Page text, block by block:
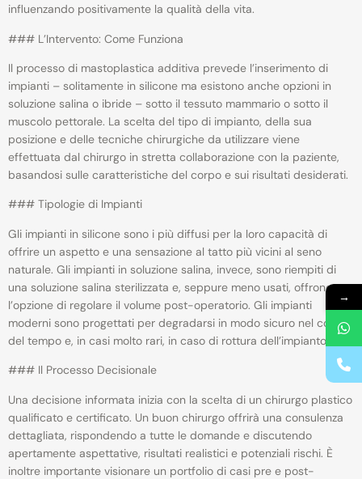
influenzando positivamente la qualità della vita.
### L’Intervento: Come Funziona
Il processo di mastoplastica additiva prevede l’inserimento di
impianti – solitamente in silicone ma esistono anche opzioni in
soluzione salina o ibride – sotto il tessuto mammario o sotto il
muscolo pettorale. La scelta del tipo di impianto, della sua
posizione e delle tecniche chirurgiche da utilizzare viene
effettuata dal chirurgo in stretta collaborazione con la paziente,
basandosi sulle caratteristiche del corpo e sui risultati desiderati.
### Tipologie di Impianti
Gli impianti in silicone sono i più diffusi per la loro capacità di
offrire un aspetto e una sensazione al tatto più vicini al seno
naturale. Gli impianti in soluzione salina, invece, sono riempiti di
una soluzione salina sterilizzata e, seppure meno usati, offrono
l’opzione di regolare il volume post-operatorio. Gli impianti
moderni sono progettati per degradarsi in modo sicuro nel corso
del tempo e, in casi molto rari, in caso di rottura dell’impianto.
### Il Processo Decisionale
Una decisione informata inizia con la scelta di un chirurgo plastico
qualificato e certificato. Un buon chirurgo offrirà una consulenza
dettagliata, rispondendo a tutte le domande e discutendo
apertamente aspettative, risultati realistici e potenziali rischi. È
inoltre importante visionare un portfolio di casi pre e post-
→